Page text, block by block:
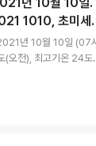
오고 있습니다 계속
공기질은 어제 초미세
좋음 = 8 ㎍/m³ 황사
= 보통 오늘 초미세먼
음 = 25 ㎍/m³ 황사는
=..
년 10월 10일.
1010, 초미세
년 10월 10일 (07시
(오전), 최고기온 24도
온, 어제보다 1도 낮은